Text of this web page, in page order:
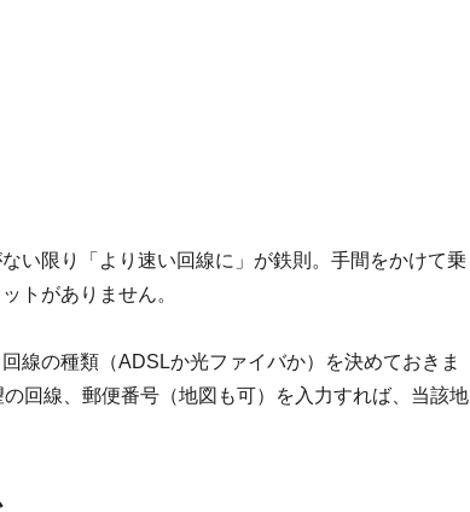
い限り「より速い回線に」が鉄則。手間をかけて乗
トがありません。
線の種類（ADSLか光ファイバか）を決めておきま
回線、郵便番号（地図も可）を入力すれば、当該地